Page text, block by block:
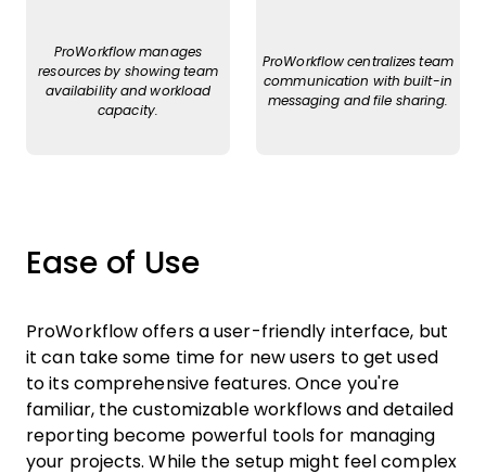
ProWorkflow manages
resources by showing team
availability and workload
capacity.
ProWorkflow centralizes team
communication with built-in
messaging and file sharing.
Ease of Use
ProWorkflow offers a user-friendly interface, but
it can take some time for new users to get used
to its comprehensive features. Once you're
familiar, the customizable workflows and detailed
reporting become powerful tools for managing
your projects. While the setup might feel complex